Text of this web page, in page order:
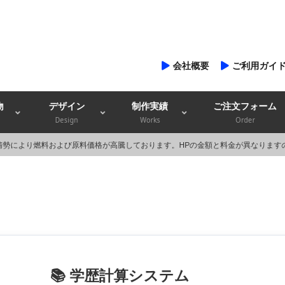
会社概要 ご利用ガイド
デザイン
Design
制作実績
Works
ご注文フォーム
Order
により燃料および原料価格が高騰しております。HPの金額と料金が異なります
📚 学歴計算システム